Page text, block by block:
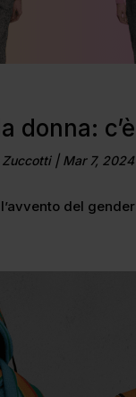
donna:
Zuccotti| Mar 7, 2024
del